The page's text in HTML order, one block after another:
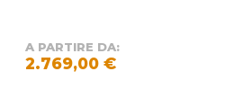
A PARTIRE DA:
2.769,00 €